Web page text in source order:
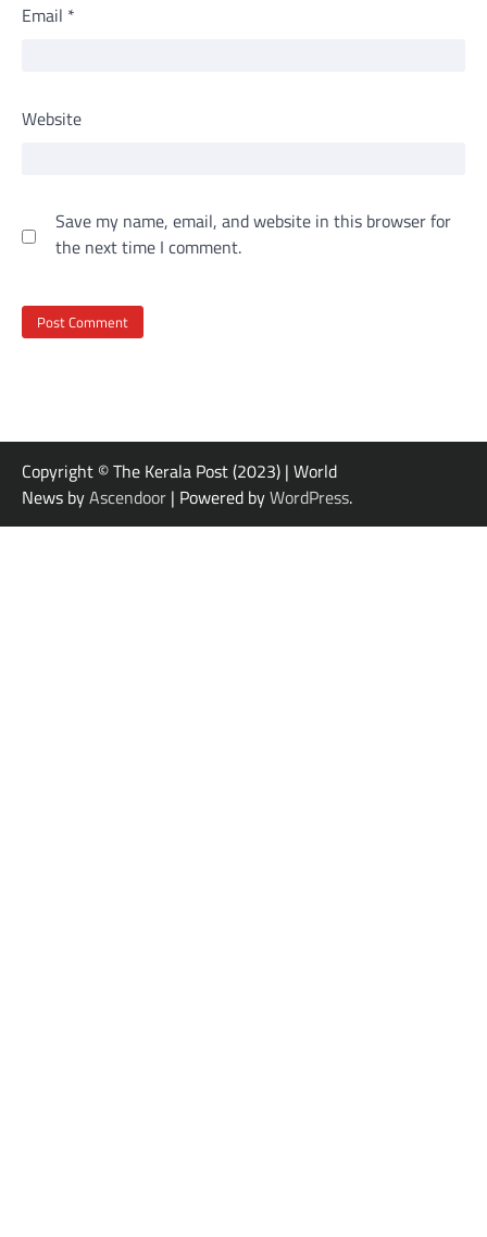
Email *
Website
Save my name, email, and website in this browser for
the next time I comment.
Copyright © The Kerala Post (2023) | World
News byAscendoor | Powered byWordPress.